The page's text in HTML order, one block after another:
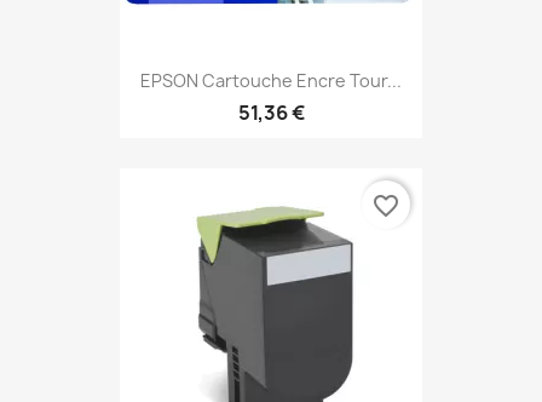
EPSON Cartouche Encre Tour...
51,36 €
favorite_border